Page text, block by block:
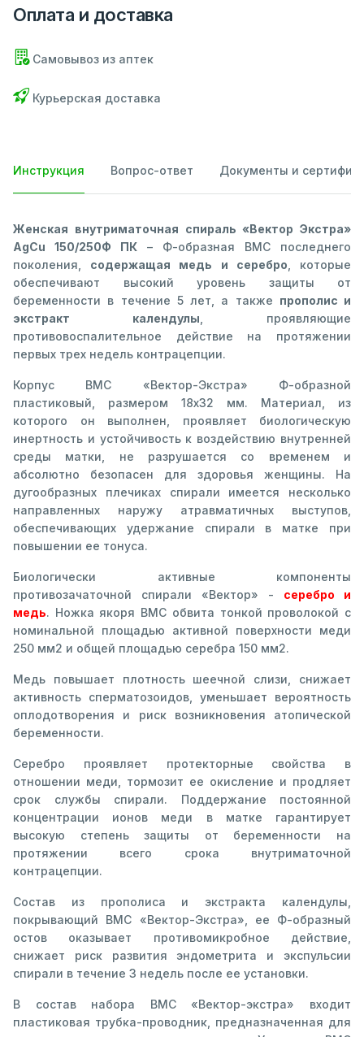
Оплата и доставка
Самовывоз из аптек
Курьерская доставка
Инструкция Вопрос-ответ Документы и
Женская внутриматочная спираль «Вектор Экстра»
AgCu 150/250Ф ПК – Ф-образная ВМС последнего
поколения, содержащая медь и серебро , которые
обеспечивают высокий уровень защиты от
беременности в течение 5 лет, а также прополис и
экстракт календулы , проявляющие
противовоспалительное действие на протяжении
первых трех недель контрацепции.
Корпус ВМС «Вектор-Экстра» Ф-образной
пластиковый, размером 18х32 мм. Материал, из
которого он выполнен, проявляет биологическую
инертность и устойчивость к воздействию внутренней
среды матки, не разрушается со временем и
абсолютно безопасен для здоровья женщины. На
дугообразных плечиках спирали имеется несколько
направленных наружу атравматичных выступов,
обеспечивающих удержание спирали в матке при
повышении ее тонуса.
Биологически активные компоненты
противозачаточной спирали «Вектор» - серебро и
медь. Ножка якоря ВМС обвита тонкой проволокой с
номинальной площадью активной поверхности меди
250 мм2 и общей площадью серебра 150 мм2.
Медь повышает плотность шеечной слизи, снижает
активность сперматозоидов, уменьшает вероятность
оплодотворения и риск возникновения атопической
беременности.
Серебро проявляет протекторные свойства в
отношении меди, тормозит ее окисление и продляет
срок службы спирали. Поддержание постоянной
концентрации ионов меди в матке гарантирует
высокую степень защиты от беременности на
протяжении всего срока внутриматочной
контрацепции.
Состав из прополиса и экстракта календулы,
покрывающий ВМС «Вектор-Экстра», ее Ф-образный
остов оказывает противомикробное действие,
снижает риск развития эндометрита и экспульсии
спирали в течение 3 недель после ее установки.
В состав набора ВМС «Вектор-экстра» входит
пластиковая трубка-проводник, предназначенная для